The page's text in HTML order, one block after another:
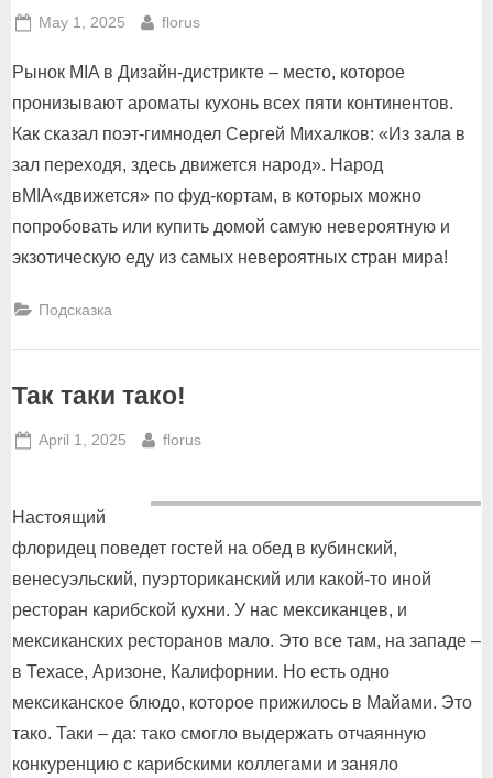
Posted
May 1, 2025 By
florus
Рынок MIA в Дизайн-дистрикте – место, которое
пронизывают ароматы кухонь всех пяти континентов.
Как сказал поэт-гимнодел Сергей Михалков: «Из зала в
зал переходя, здесь движется народ». Народ
вMIA«движется» по фуд-кортам, в которых можно
попробовать или купить домой самую невероятную и
экзотическую еду из самых невероятных стран мира!
Подсказка
Так таки тако!
Posted
April 1, 2025 By
florus
Настоящий
флоридец поведет гостей на обед в кубинский,
венесуэльский, пуэрториканский или какой-то иной
ресторан карибской кухни. У нас мексиканцев, и
мексиканских ресторанов мало. Это все там, на западе –
в Техасе, Аризоне, Калифорнии. Но есть одно
мексиканское блюдо, которое прижилось в Майами. Это
тако. Таки – да: тако смогло выдержать отчаянную
конкуренцию с карибскими коллегами и заняло